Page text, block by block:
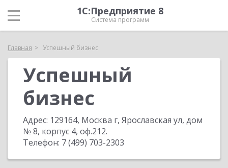
1С:Предприятие 8
Система программ
Главная Успешный бизнес
Успешный
бизнес
Адрес: 129164, Москва г, Ярославская ул, дом
№ 8, корпус 4, оф.212.
Телефон: 7 (499) 703-2303